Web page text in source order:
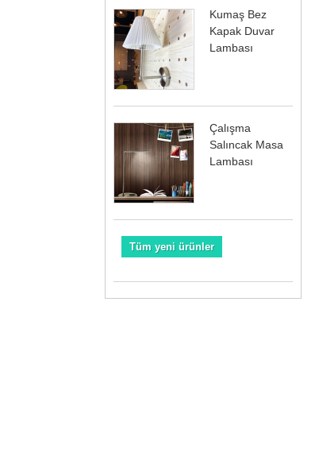
Kumaş Bez
Kapak Duvar
Lambası
Çalışma
Salıncak Masa
Lambası
Tüm yeni ürünler